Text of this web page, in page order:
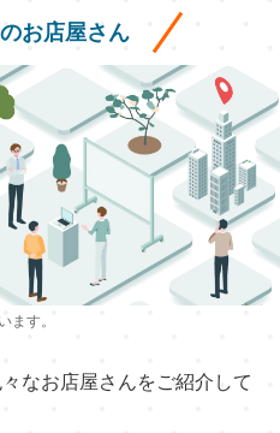
お店屋さん
ます。
なお店屋さんをご紹介して